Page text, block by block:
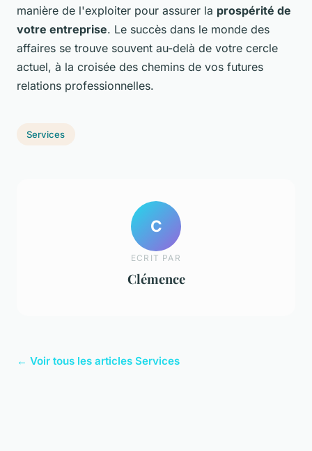
manière de l'exploiter pour assurer la prospérité de
votre entreprise. Le succès dans le monde des
affaires se trouve souvent au-delà de votre cercle
actuel, à la croisée des chemins de vos futures
relations professionnelles.
Services
C
ECRIT PAR
Clémence
← Voir tous les articles Services